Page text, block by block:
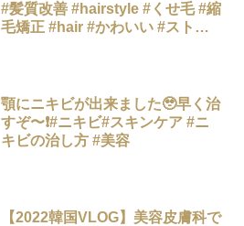
#髪質改善 #hairstyle #くせ毛 #縮
毛矯正 #hair #かわいい #ストレ
顎にニキビが出来ました🥹早く治
すぞ〜❗️#ニキビ#スキンケア #ニ
キビの治し方 #美容
【2022韓国VLOG】美容皮膚科で